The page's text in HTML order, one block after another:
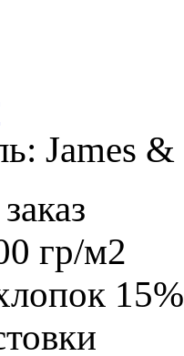
James
гр/м2